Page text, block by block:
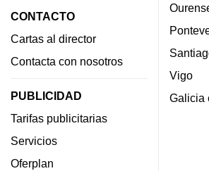
CONTACTO
Cartas al director
Contacta con nosotros
PUBLICIDAD
Tarifas publicitarias
Servicios
Oferplan
Vigo
Galicia